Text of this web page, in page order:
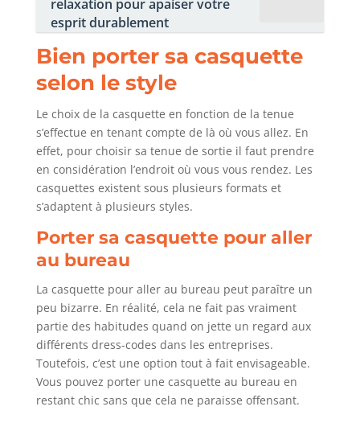
relaxation pour apaiser votre
esprit durablement
Bien porter sa casquette
selon le style
Le choix de la casquette en fonction de la tenue
s’effectue en tenant compte de là où vous allez. En
effet, pour choisir sa tenue de sortie il faut prendre
en considération l’endroit où vous vous rendez. Les
casquettes existent sous plusieurs formats et
s’adaptent à plusieurs styles.
Porter sa casquette pour aller
au bureau
La casquette pour aller au bureau peut paraître un
peu bizarre. En réalité, cela ne fait pas vraiment
partie des habitudes quand on jette un regard aux
différents dress-codes dans les entreprises.
Toutefois, c’est une option tout à fait envisageable.
Vous pouvez porter une casquette au bureau en
restant chic sans que cela ne paraisse offensant.